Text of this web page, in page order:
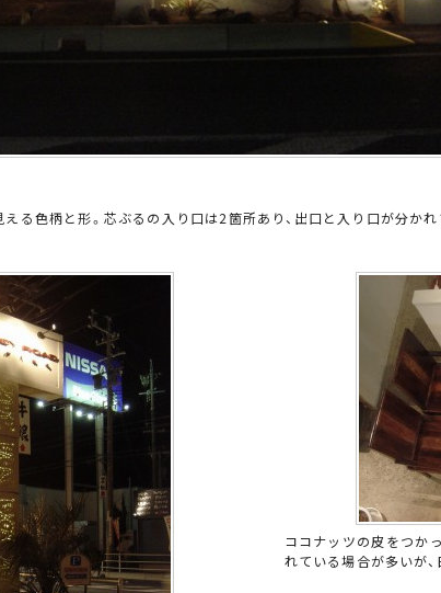
る色柄と形。芯ぶるの入り口は2箇所あり、出口と入り口が分か
ココナッツの皮をつか
れている場合が多いが